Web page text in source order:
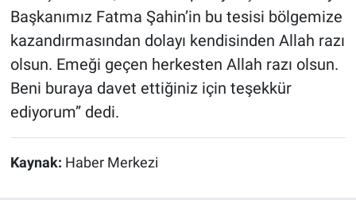
Başkanımız Fatma Şahin’in bu tesisi bölgemize
kazandırmasından dolayı kendisinden Allah razı
olsun. Emeği geçen herkesten Allah razı olsun.
Beni buraya davet ettiğiniz için teşekkür
ediyorum” dedi.
Kaynak: Haber Merkezi